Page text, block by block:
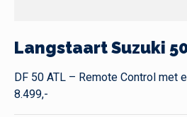
Langstaart Suzuki
DF 50 ATL – Remote Control met
8.499,-